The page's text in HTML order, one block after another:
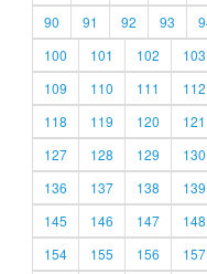
90
91 92 93
100
101 102 103
109
110 111 112
118
119 120 121
127
128 129 130
136
137 138 139
145
146 147 148
154
155 156 157